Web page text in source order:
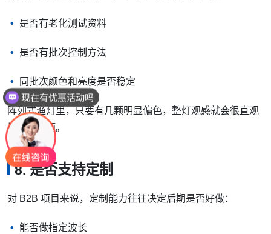
是否有老化测试资料
是否有批次控制方法
同批次颜色和亮度是否稳定
阵列式渔灯里，只要有几颗明显偏色，整灯观感就会很直观
地暴露问题。
8. 是否支持定制
对 B2B 项目来说，定制能力往往决定后期是否好做：
能否做指定波长